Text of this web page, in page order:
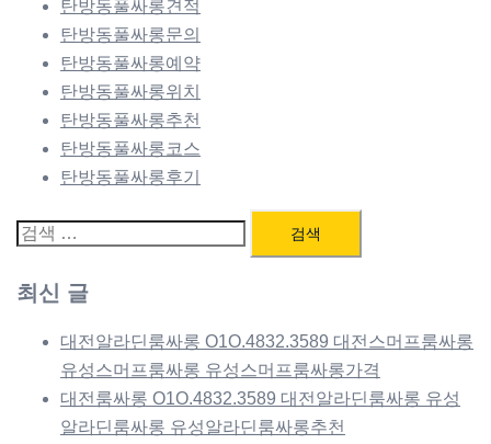
탄방동풀싸롱견적
탄방동풀싸롱문의
탄방동풀싸롱예약
탄방동풀싸롱위치
탄방동풀싸롱추천
탄방동풀싸롱코스
탄방동풀싸롱후기
검
최신 글
대전알라딘룸싸롱 O1O.4832.3589 대전스머프룸싸롱
유성스머프룸싸롱 유성스머프룸싸롱가격
대전룸싸롱 O1O.4832.3589 대전알라딘룸싸롱 유성
알라딘룸싸롱 유성알라딘룸싸롱추천